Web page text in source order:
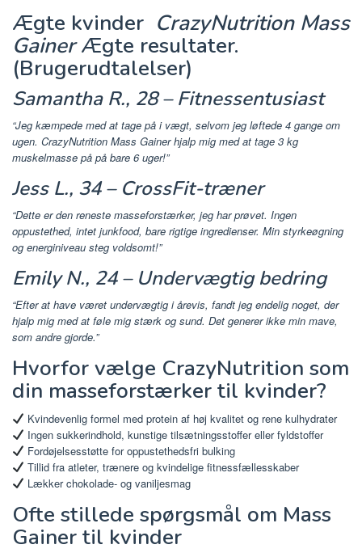
Ægte kvinder CrazyNutrition Mass
GainerÆgte resultater.
(Brugerudtalelser)
Samantha R., 28 – Fitnessentusiast
“Jeg kæmpede med at tage på i vægt, selvom jeg løftede 4 gange om
ugen. CrazyNutrition Mass Gainer hjalp mig med at tage 3 kg
muskelmasse på på bare 6 uger!”
Jess L., 34 – CrossFit-træner
“Dette er den reneste masseforstærker, jeg har prøvet. Ingen
oppustethed, intet junkfood, bare rigtige ingredienser. Min styrkeøgning
og energiniveau steg voldsomt!”
Emily N., 24 – Undervægtig bedring
“Efter at have været undervægtig i årevis, fandt jeg endelig noget, der
hjalp mig med at føle mig stærk og sund. Det generer ikke min mave,
som andre gjorde.”
Hvorfor vælge CrazyNutrition som
din masseforstærker til kvinder?
Kvindevenlig formel med protein af høj kvalitet og rene kulhydrater
Ingen sukkerindhold, kunstige tilsætningsstoffer eller fyldstoffer
Fordøjelsesstøtte for oppustethedsfri bulking
Tillid fra atleter, trænere og kvindelige fitnessfællesskaber
Lækker chokolade- og vaniljesmag
Ofte stillede spørgsmål om Mass
Gainer til kvinder